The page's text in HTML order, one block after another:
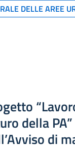
DELLE AREE
della
di